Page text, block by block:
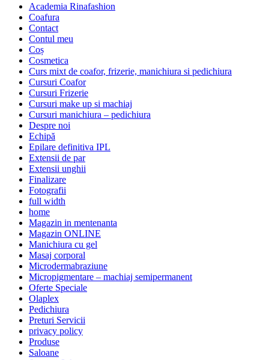
Academia Rinafashion
Coafura
Contact
Contul meu
Coș
Cosmetica
Curs mixt de coafor, frizerie, manichiura si pedichiura
Cursuri Coafor
Cursuri Frizerie
Cursuri make up si machiaj
Cursuri manichiura – pedichiura
Despre noi
Echipă
Epilare definitiva IPL
Extensii de par
Extensii unghii
Finalizare
Fotografii
full width
home
Magazin in mentenanta
Magazin ONLINE
Manichiura cu gel
Masaj corporal
Microdermabraziune
Micropigmentare – machiaj semipermanent
Oferte Speciale
Olaplex
Pedichiura
Preturi Servicii
privacy policy
Produse
Saloane